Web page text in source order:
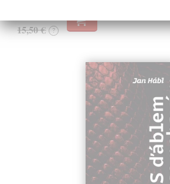
15,50 € ?